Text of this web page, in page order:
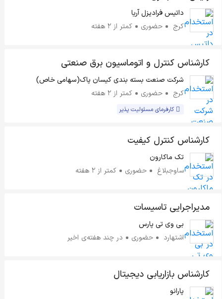
داتیس فرادیزل آریا
کرج
حضوری کمتر از ۲ هفته
کارشناس کنترل و اتوماسیون برق صنعتی
شرکت صنعت بسته بندی کیسان پاک(سهامی خاص)
کرج
حضوری کمتر از ۲ هفته
کارفرمای مسئولیت پذیر
کارشناس کنترل کیفیت
تک ماکارون
ساوجبلاغ
حضوری کمتر از ۲ هفته
مدیراجرایی تاسیسات
بی وی تی پارس
اشتهارد
حضوری در چند هفته‌ی اخیر
کارشناس بازاریابی دیجیتال
پارانو